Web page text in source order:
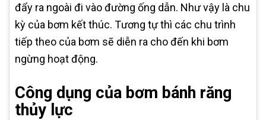
đẩy ra ngoài đi vào đường ống dẫn. Như vậy là chu
kỳ của bơm kết thúc. Tương tự thì các chu trình
tiếp theo của bơm sẽ diễn ra cho đến khi bơm
ngừng hoạt động.
Công dụng của bơm bánh răng
thủy lực